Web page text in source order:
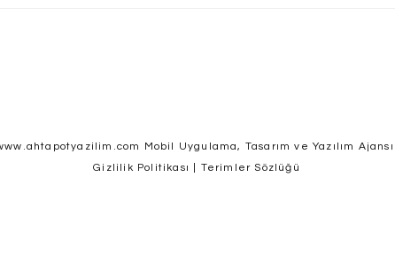
Mobil Uygulama, Tasarım ve Yazılım
Gizlilik Politikası
Terimler Sözlüğü